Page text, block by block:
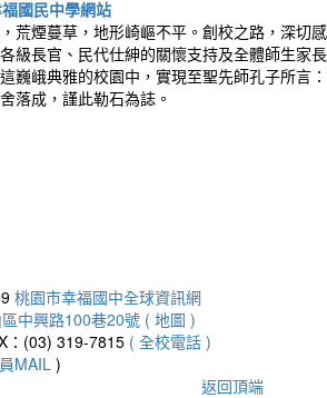
荒煙蔓草，地形崎嶇不平。創校之路，深切
級長官、民代仕紳的關懷支持及全體師生家
巍峨典雅的校園中，實現至聖先師孔子所言
落成，謹此勒石為誌。
桃園市幸福國中全球資訊網
中興路100巷20號 ( 地圖 )
：(03) 319-7815 ( 全校電話 )
MAIL )
返回頂端